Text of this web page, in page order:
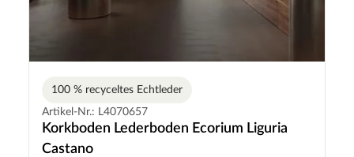
100 % recyceltes Echtleder
Artikel-Nr.: L4070657
Korkboden Lederboden Ecorium Liguria
Castano